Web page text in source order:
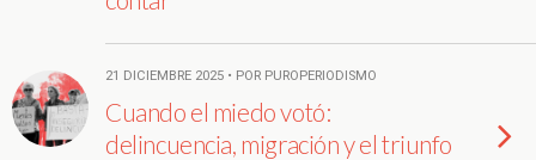
21 DICIEMBRE 2025 • POR PUROPERIODISMO
Cuando el miedo votó:
delincuencia, migración y el triunfo